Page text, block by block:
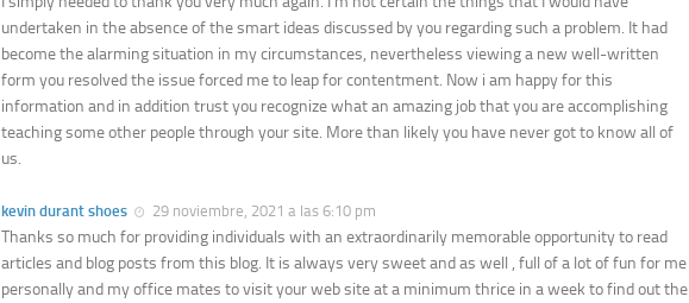
undertaken in the absence of the smart ideas discussed by you regarding such a problem. It had
become the alarming situation in my circumstances, nevertheless viewing a new well-written
form you resolved the issue forced me to leap for contentment. Now i am happy for this
information and in addition trust you recognize what an amazing job that you are accomplishing
teaching some other people through your site. More than likely you have never got to know all of
us.
kevin durant shoes 29 noviembre, 2021 a las 6:10 pm
Thanks so much for providing individuals with an extraordinarily memorable opportunity to read
articles and blog posts from this blog. It is always very sweet and as well , full of a lot of fun for me
personally and my office mates to visit your web site at a minimum thrice in a week to find out the